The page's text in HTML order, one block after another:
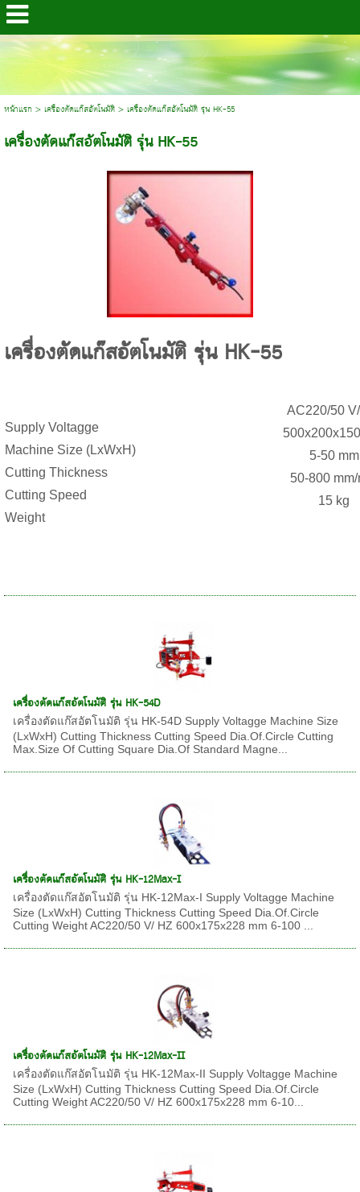
หน้าแรก> เครื่องตัดแก๊สอัตโนมัติ> เครื่องตัดแก๊สอัตโนมัติ รุ่น HK-55
เครื่องตัดแก๊สอัตโนมัติ รุ่น HK-55
เครื่องตัดแก๊สอัตโนมัติ รุ่น HK-55
Supply Voltagge
Machine Size (LxWxH)
Cutting Thickness
Cutting Speed
Weight
AC220/50
5-50 mm
50-800
15 kg
เครื่องตัดแก๊สอัตโนมัติ รุ่น HK-54D
เครื่องตัดแก๊สอัตโนมัติ รุ่น HK-54D Supply Voltagge Machine Size
(LxWxH) Cutting Thickness Cutting Speed Dia.Of.Circle Cutting
Max.Size Of Cutting Square Dia.Of Standard Magne...
เครื่องตัดแก๊สอัตโนมัติ รุ่น HK-12Max-I
เครื่องตัดแก๊สอัตโนมัติ รุ่น HK-12Max-I Supply Voltagge Machine
Size (LxWxH) Cutting Thickness Cutting Speed Dia.Of.Circle
Cutting Weight AC220/50 V/ HZ 600x175x228 mm 6-100 ...
เครื่องตัดแก๊สอัตโนมัติ รุ่น HK-12Max-II
เครื่องตัดแก๊สอัตโนมัติ รุ่น HK-12Max-II Supply Voltagge Machine
Size (LxWxH) Cutting Thickness Cutting Speed Dia.Of.Circle
Cutting Weight AC220/50 V/ HZ 600x175x228 mm 6-10...